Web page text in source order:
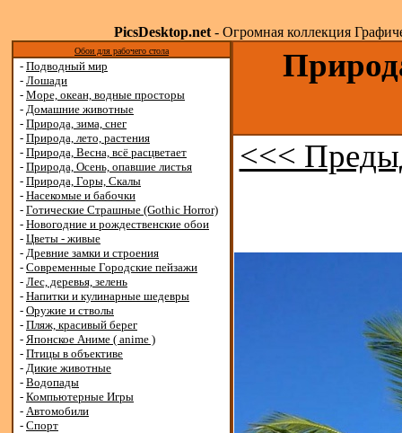
PicsDesktop.net- Огромная коллекция
Обои для рабочего стола
- Подводный мир
- Лошади
- Море, океан, водные просторы
- Домашние животные
- Природа, зима, снег
- Природа, лето, растения
- Природа, Весна, всё расцветает
- Природа, Осень, опавшие листья
- Природа, Горы, Скалы
- Насекомые и бабочки
- Готические Страшные (Gothic Horror)
- Новогодние и рождественские обои
- Цветы - живые
- Древние замки и строения
- Современные Городские пейзажи
- Лес, деревья, зелень
- Напитки и кулинарные шедевры
- Оружие и стволы
- Пляж, красивый берег
- Японское Аниме ( anime )
- Птицы в объективе
- Дикие животные
- Водопады
- Компьютерные Игры
- Автомобили
- Спорт
<<<